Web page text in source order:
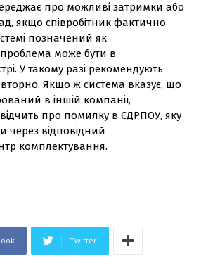
про можливі затримки або
якщо співробітник фактично
позначений як
може бути в
У такому разі рекомендують
Якщо ж система вказує, що
в іншій компанії,
про помилку в ЄДРПОУ, яку
через відповідний
комплектування.
Twitter